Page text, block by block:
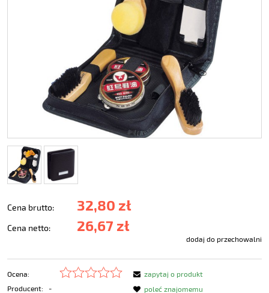
Cena brutto: 32,80 zł
Cena netto: 26,67 zł
dodaj do przechowalni
Ocena:
Producent:
-
zapytaj o produkt
poleć znajomemu